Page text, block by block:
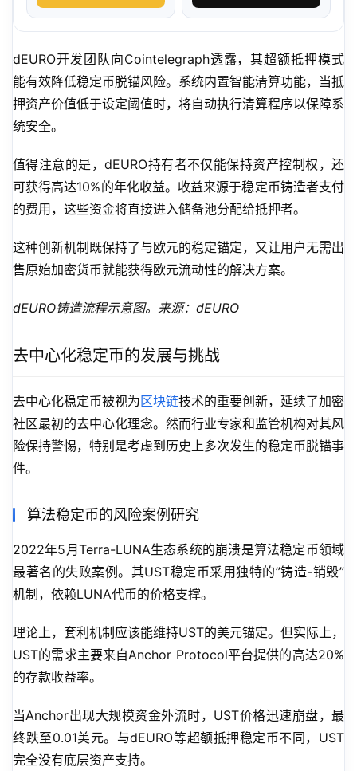
dEURO开发团队向Cointelegraph透露，其超额抵押模式
能有效降低稳定币脱锚风险。系统内置智能清算功能，当抵
押资产价值低于设定阈值时，将自动执行清算程序以保障系
统安全。
值得注意的是，dEURO持有者不仅能保持资产控制权，还
可获得高达10%的年化收益。收益来源于稳定币铸造者支付
的费用，这些资金将直接进入储备池分配给抵押者。
这种创新机制既保持了与欧元的稳定锚定，又让用户无需出
售原始加密货币就能获得欧元流动性的解决方案。
dEURO铸造流程示意图。来源：dEURO
去中心化稳定币的发展与挑战
去中心化稳定币被视为区块链技术的重要创新，延续了加密
社区最初的去中心化理念。然而行业专家和监管机构对其风
险保持警惕，特别是考虑到历史上多次发生的稳定币脱锚事
件。
算法稳定币的风险案例研究
2022年5月Terra-LUNA生态系统的崩溃是算法稳定币领域
最著名的失败案例。其UST稳定币采用独特的”铸造-销毁”
机制，依赖LUNA代币的价格支撑。
理论上，套利机制应该能维持UST的美元锚定。但实际上，
UST的需求主要来自Anchor Protocol平台提供的高达20%
的存款收益率。
当Anchor出现大规模资金外流时，UST价格迅速崩盘，最
终跌至0.01美元。与dEURO等超额抵押稳定币不同，UST
完全没有底层资产支持。